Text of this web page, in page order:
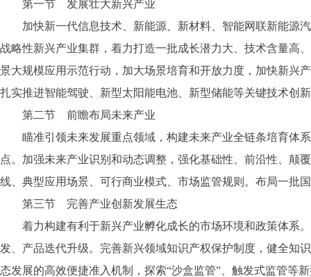
第一节 发展壮大新兴产业
加快新一代信息技术、新能源、新材料、智能网联新能源汽
战略性新兴产业集群，着力打造一批成长潜力大、技术含量高
景大规模应用示范行动，加大场景培育和开放力度，加快新兴
扎实推进智能驾驶、新型太阳能电池、新型储能等关键技术创
第二节 前瞻布局未来产业
瞄准引领未来发展重点领域，构建未来产业全链条培育体系
点。加强未来产业识别和动态调整，强化基础性、前沿性、颠
线、典型应用场景、可行商业模式、市场监管规则。布局一批
第三节 完善产业创新发展生态
着力构建有利于新兴产业孵化成长的市场环境和政策体系。
发、产品迭代升级。完善新兴领域知识产权保护制度，健全知
态发展的高效便捷准入机制，探索“沙盒监管”、触发式监管等